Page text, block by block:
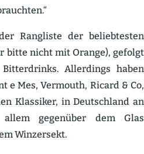
Rangliste der belieb­testen
bitte nicht mit Orange), gefolgt
Aller­dings haben
e Mes, Vermouth, Ricard & Co,
Klassiker, in Deutschland an
gegenüber dem Glas
Winzersekt.